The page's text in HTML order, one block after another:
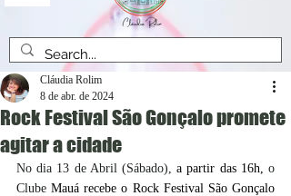
Rock Festival São Gonçalo promete
agitar a cidade
Cláudia Rolim
8 de abr. de 2024
No dia 13 de Abril (Sábado), a partir das 16h, o
Clube Mauá recebe o Rock Festival São Gonçalo